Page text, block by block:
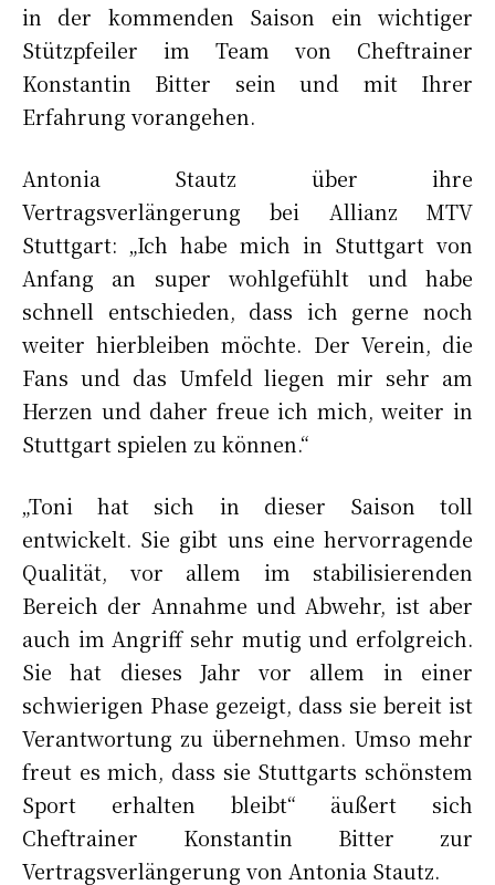
in der kommenden Saison ein wichtiger
Stützpfeiler im Team von Cheftrainer
Konstantin Bitter sein und mit Ihrer
Erfahrung vorangehen.
Antonia Stautz über ihre
Vertragsverlängerung bei Allianz MTV
Stuttgart: „Ich habe mich in Stuttgart von
Anfang an super wohlgefühlt und habe
schnell entschieden, dass ich gerne noch
weiter hierbleiben möchte. Der Verein, die
Fans und das Umfeld liegen mir sehr am
Herzen und daher freue ich mich, weiter in
Stuttgart spielen zu können.“
„Toni hat sich in dieser Saison toll
entwickelt. Sie gibt uns eine hervorragende
Qualität, vor allem im stabilisierenden
Bereich der Annahme und Abwehr, ist aber
auch im Angriff sehr mutig und erfolgreich.
Sie hat dieses Jahr vor allem in einer
schwierigen Phase gezeigt, dass sie bereit ist
Verantwortung zu übernehmen. Umso mehr
freut es mich, dass sie Stuttgarts schönstem
Sport erhalten bleibt“ äußert sich
Cheftrainer Konstantin Bitter zur
Vertragsverlängerung von Antonia Stautz.